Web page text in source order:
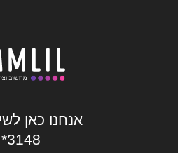
אנחנו כאן
*3148